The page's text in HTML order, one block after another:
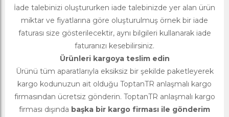
İade talebinizi oluştururken iade talebinizde yer alan ürün
miktar ve fiyatlarına göre oluşturulmuş örnek bir iade
faturası size gösterilecektir, aynı bilgileri kullanarak iade
faturanızı kesebilirsiniz.
Ürünleri kargoya teslim edin
Ürünü tüm aparatlarıyla eksiksiz bir şekilde paketleyerek
kargo kodunuzun ait olduğu ToptanTR anlaşmalı kargo
firmasından ücretsiz gönderin. ToptanTR anlaşmalı kargo
firması dışında başka bir kargo firması ile gönderim